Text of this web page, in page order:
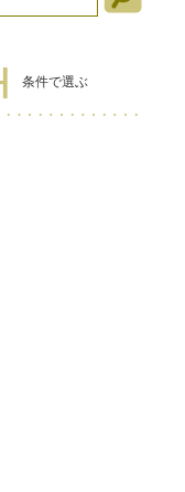
条件で選ぶ